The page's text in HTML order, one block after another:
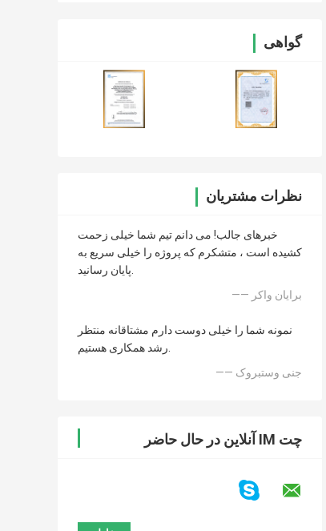
گواهی
نظرات مشتریان
خبرهای جالب! می دانم تیم شما خیلی زحمت
کشیده است ، متشکرم که پروژه را خیلی سریع به
پایان رسانید.
—— برایان واکر
نمونه شما را خیلی دوست دارم مشتاقانه منتظر
رشد همکاری هستیم.
—— جنی وستبروک
چت IM آنلاین در حال حاضر